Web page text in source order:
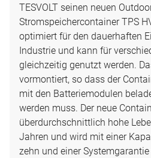
TESVOLT seinen neuen
Stromspeichercontainer TPS
optimiert für den dauerhaften
Industrie und kann für
gleichzeitig genutzt werden.
vormontiert, so dass der
mit den Batteriemodulen
werden muss. Der neue
überdurchschnittlich hohe
Jahren und wird mit einer
zehn und einer